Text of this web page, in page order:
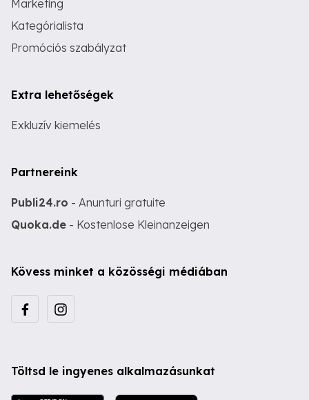
Marketing
Kategórialista
Promóciós szabályzat
Extra lehetőségek
Exkluzív kiemelés
Partnereink
Publi24.ro - Anunturi gratuite
Quoka.de - Kostenlose Kleinanzeigen
Kövess minket a közösségi médiában
Töltsd le ingyenes alkalmazásunkat